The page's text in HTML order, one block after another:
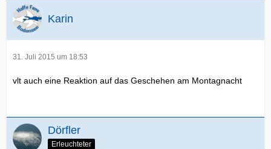
Karin
31. Juli 2015 um 18:53
vlt auch eine Reaktion auf das Geschehen am Montagnacht
Dörfler
Erleuchteter